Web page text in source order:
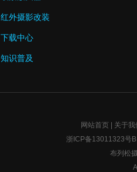
红外摄影改装
下载中心
知识普及
网站首页|
关于我
浙ICP备13011323号
布列松